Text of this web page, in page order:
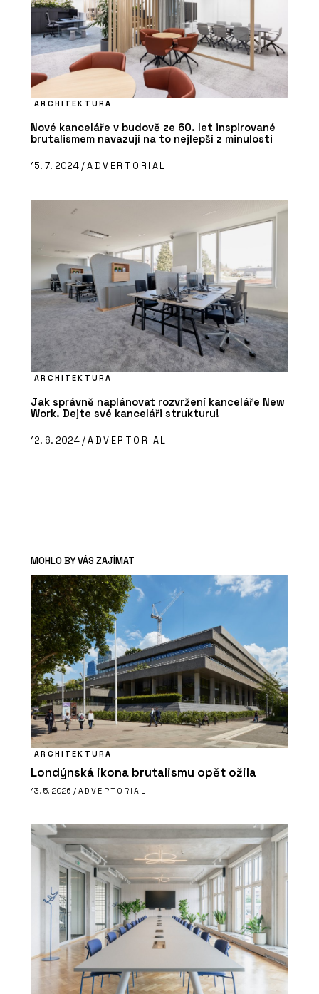
ARCHITEKTURA
Nové kanceláře v budově ze 60. let inspirované
brutalismem navazují na to nejlepší z minulosti
15. 7. 2024 /ADVERTORIAL
ARCHITEKTURA
Jak správně naplánovat rozvržení kanceláře New
Work. Dejte své kanceláři strukturu!
12. 6. 2024 /ADVERTORIAL
MOHLO BY VÁS ZAJÍMAT
ARCHITEKTURA
Londýnská ikona brutalismu opět ožila
13. 5. 2026 / ADVERTORIAL